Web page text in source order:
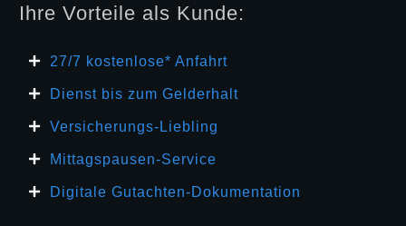
Ihre Vorteile als Kunde:
27/7 kosten lose* Anfahrt
Dienst bis zum Gelderhalt
Versicherungs-Liebling
Mittagspausen-Service
Digitale Gutachten-Dokumentation